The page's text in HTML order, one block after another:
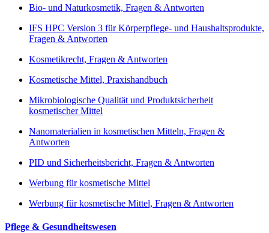
Bio- und Naturkosmetik, Fragen & Antworten
IFS HPC Version 3 für Körperpflege- und Haushaltsprodukte,
Fragen & Antworten
Kosmetikrecht, Fragen & Antworten
Kosmetische Mittel, Praxishandbuch
Mikrobiologische Qualität und Produktsicherheit
kosmetischer Mittel
Nanomaterialien in kosmetischen Mitteln, Fragen &
Antworten
PID und Sicherheitsbericht, Fragen & Antworten
Werbung für kosmetische Mittel
Werbung für kosmetische Mittel, Fragen & Antworten
Pflege & Gesundheitswesen